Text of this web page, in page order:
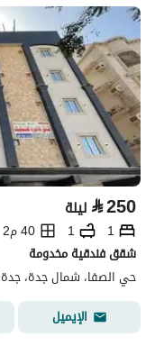
⃁250 ليلة
1
1
40 م2
شقق فندقية مخدومة
حي الصفا، شمال جدة، جدة
الإيميل